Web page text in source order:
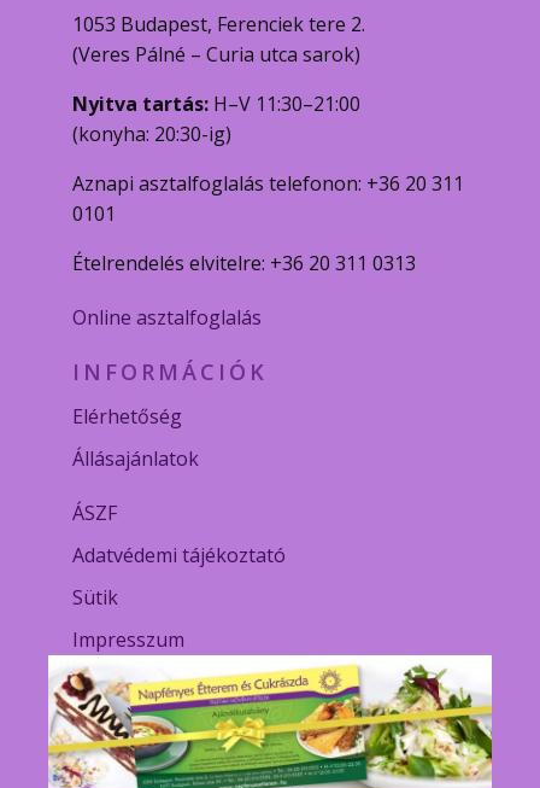
1053 Budapest, Ferenciek tere 2.
(Veres Pálné – Curia utca sarok)
Nyitva tartás: H–V 11:30–21:00
(konyha: 20:30-ig)
Aznapi asztalfoglalás telefonon: +36 20 311
0101
Ételrendelés elvitelre: +36 20 311 0313
Online asztalfoglalás
INFORMÁCIÓK
Elérhetőség
Állásajánlatok
ÁSZF
Adatvédemi tájékoztató
Sütik
Impresszum